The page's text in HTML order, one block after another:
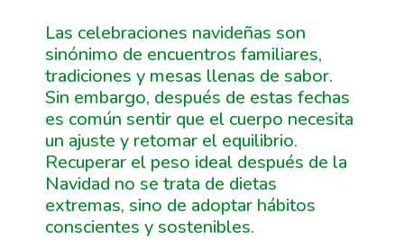
Las celebraciones navideñas son
sinónimo de encuentros familiares,
tradiciones y mesas llenas de sabor.
Sin embargo, después de estas fechas
es común sentir que el cuerpo necesita
un ajuste y retomar el equilibrio.
Recuperar el peso ideal después de la
Navidad no se trata de dietas
extremas, sino de adoptar hábitos
conscientes y sostenibles.